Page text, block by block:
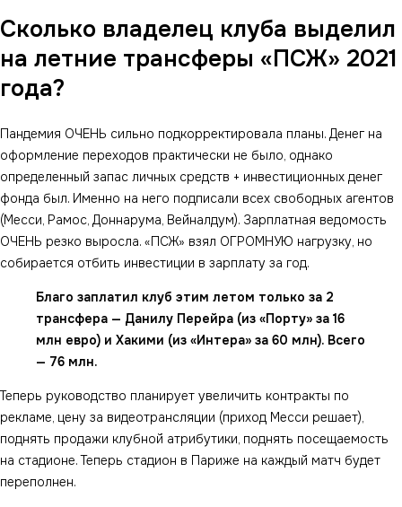
Сколько владелец клуба выделил
на летние трансферы «ПСЖ» 2021
года?
Пандемия ОЧЕНЬ сильно подкорректировала планы. Денег на
оформление переходов практически не было, однако
определенный запас личных средств + инвестиционных денег
фонда был. Именно на него подписали всех свободных агентов
(Месси, Рамос, Доннарума, Вейналдум). Зарплатная ведомость
ОЧЕНЬ резко выросла. «ПСЖ» взял ОГРОМНУЮ нагрузку, но
собирается отбить инвестиции в зарплату за год.
Благо заплатил клуб этим летом только за 2
трансфера — Данилу Перейра (из «Порту» за 16
млн евро) и Хакими (из «Интера» за 60 млн). Всего
— 76 млн.
Теперь руководство планирует увеличить контракты по
рекламе, цену за видеотрансляции (приход Месси решает),
поднять продажи клубной атрибутики, поднять посещаемость
на стадионе. Теперь стадион в Париже на каждый матч будет
переполнен.